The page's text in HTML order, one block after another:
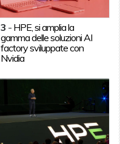
3 - HPE, si amplia la
gamma delle soluzioni AI
factory sviluppate con
Nvidia